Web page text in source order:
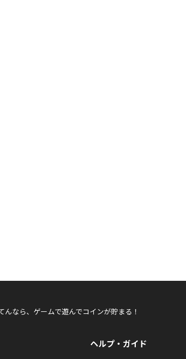
んなら、ゲームで遊んでコインが貯まる！
ヘルプ・ガイド